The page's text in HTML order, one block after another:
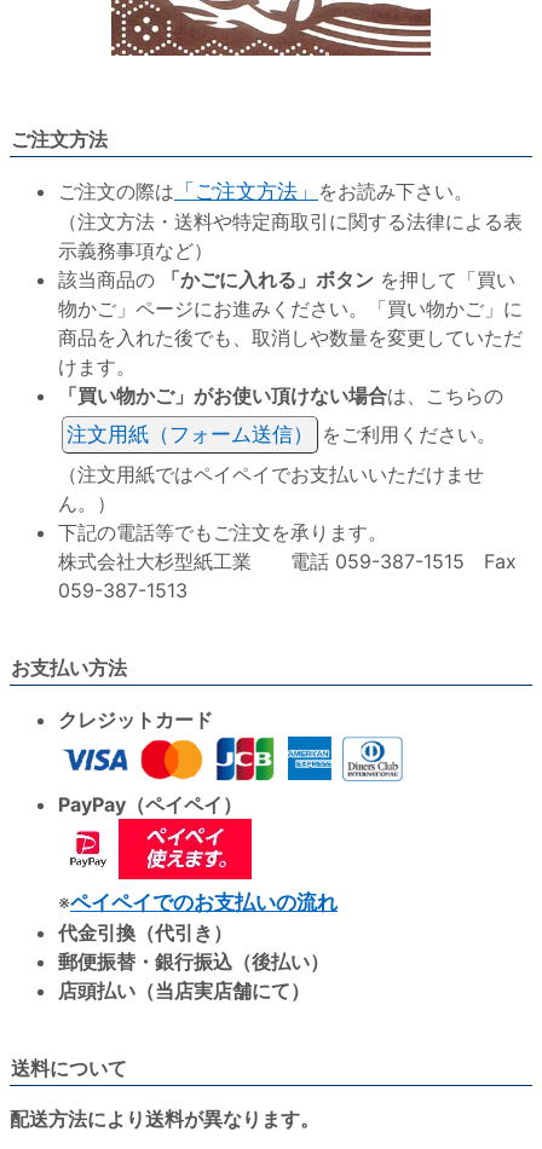
ご注文方法
ご注文の際は 「ご注文方法」 をお読み下さい。
（注文方法・送料や特定商取引に関する法律による表
示義務事項など）
該当商品の
「かごに入れる」ボタン を押して「買い
物かご」ページにお進みください。「買い物かご」に
商品を入れた後でも、取消しや数量を変更していただ
けます。
「買い物かご」がお使い頂けない場合は、こちらの
注文用紙（フォーム送信）
をご利用ください。
（注文用紙ではペイペイでお支払いいただけませ
ん。）
下記の電話等でもご注文を承ります。
株式会社大杉型紙工業 電話 059-387-1515 Fax
059-387-1513
お支払い方法
クレジットカード
PayPay（ペイペイ）
※ペイペイでのお支払いの流れ
代金引換（代引き）
郵便振替・銀行振込（後払い）
店頭払い（当店実店舗にて）
送料について
配送方法により送料が異なります。